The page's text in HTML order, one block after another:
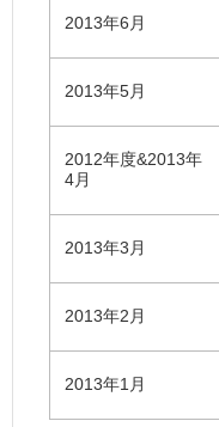
2013年6月
2013年5月
2012年度&2013年
4月
2013年3月
2013年2月
2013年1月